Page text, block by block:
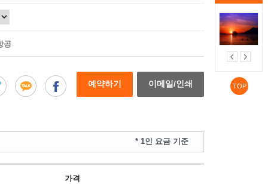
TOP
공
예약하기 이메일/인쇄
* 1인 요금 기준
가격